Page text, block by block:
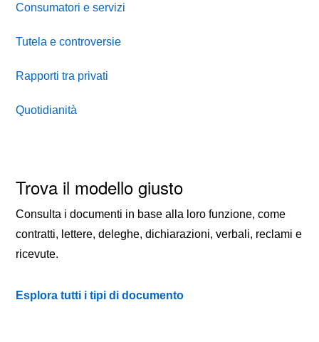
Consumatori e servizi
Tutela e controversie
Rapporti tra privati
Quotidianità
Trova il modello giusto
Consulta i documenti in base alla loro funzione, come
contratti, lettere, deleghe, dichiarazioni, verbali, reclami e
ricevute.
Esplora tutti i tipi di documento